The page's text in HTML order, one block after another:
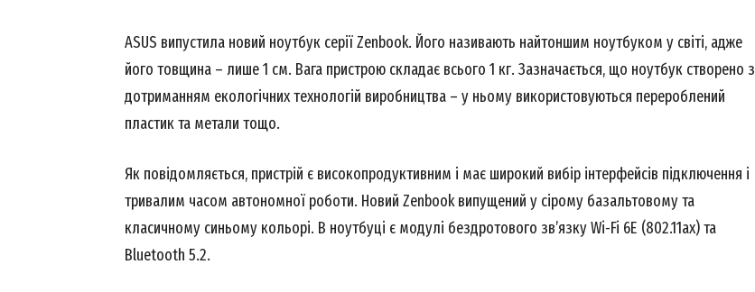
ASUS випустила новий ноутбук серії Zenbook. Його називають найтоншим ноутбуком у світі, адже
його товщина – лише 1 см. Вага пристрою складає всього 1 кг. Зазначається, що ноутбук створено з
дотриманням екологічних технологій виробництва – у ньому використовуються перероблений
пластик та метали тощо.
Як повідомляється, пристрій є високопродуктивним і має широкий вибір інтерфейсів підключення і
тривалим часом автономної роботи. Новий Zenbook випущений у сірому базальтовому та
класичному синьому кольорі. В ноутбуці є модулі бездротового зв’язку Wi-Fi 6E (802.11ax) та
Bluetooth 5.2.